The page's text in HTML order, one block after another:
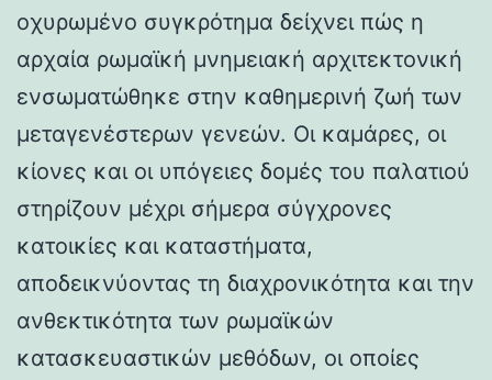
οχυρωμένο συγκρότημα δείχνει πώς η
αρχαία ρωμαϊκή μνημειακή αρχιτεκτονική
ενσωματώθηκε στην καθημερινή ζωή των
μεταγενέστερων γενεών. Οι καμάρες, οι
κίονες και οι υπόγειες δομές του παλατιού
στηρίζουν μέχρι σήμερα σύγχρονες
κατοικίες και καταστήματα,
αποδεικνύοντας τη διαχρονικότητα και την
ανθεκτικότητα των ρωμαϊκών
κατασκευαστικών μεθόδων, οι οποίες